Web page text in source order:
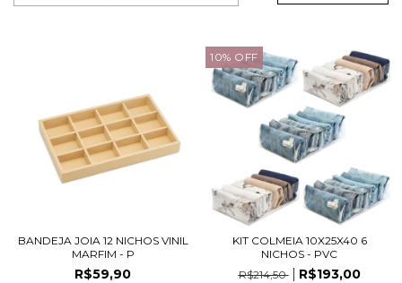
BANDEJA JOIA 12 NICHOS VINIL
MARFIM - P
R$59,90
10% OFF
KIT COLMEIA 10X25X40 6
NICHOS - PVC
R$214,50
R$193,00